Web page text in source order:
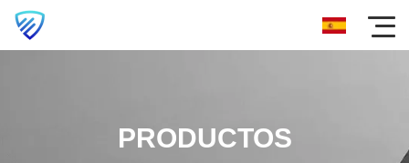
PRODUCTOS